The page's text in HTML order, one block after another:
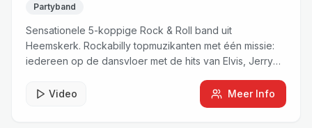
Partyband
Sensationele 5-koppige Rock & Roll band uit
Heemskerk. Rockabilly topmuzikanten met één missie:
iedereen op de dansvloer met de hits van Elvis, Jerry
Video
Meer Info